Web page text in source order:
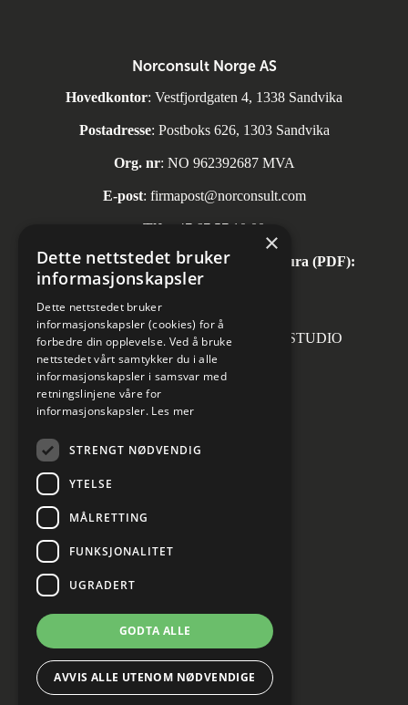
Norconsult Norge AS
Hovedkontor: Vestfjordgaten 4, 1338 Sandvika
Postadresse: Postboks 626, 1303 Sandvika
Org. nr: NO 962392687 MVA
E-post: firmapost@norconsult.com
Tlf: +47 67 57 10 00
Automatisk mottak av inngående faktura (PDF):
invoice.no@norconsult.com
Forsidefoto: RASMUS HJORTSHOJ STUDIO
Cookies innstillinger
×
Dette nettstedet bruker
informasjonskapsler
Dette nettstedet bruker
informasjonskapsler (cookies) for å
forbedre din opplevelse. Ved å bruke
nettstedet vårt samtykker du i alle
informasjonskapsler i samsvar med
retningslinjene våre for
informasjonskapsler. Les mer
STRENGT NØDVENDIG
YTELSE
MÅLRETTING
FUNKSJONALITET
UGRADERT
GODTA ALLE
AVVIS ALLE UTENOM NØDVENDIGE